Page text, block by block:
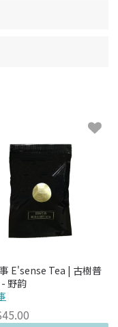
E'sense Tea | 古樹普
野韵